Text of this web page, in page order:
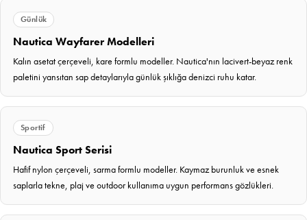
Günlük
Nautica Wayfarer Modelleri
Kalın asetat çerçeveli, kare formlu modeller. Nautica'nın lacivert-beyaz renk
paletini yansıtan sap detaylarıyla günlük şıklığa denizci ruhu katar.
Sportif
Nautica Sport Serisi
Hafif nylon çerçeveli, sarma formlu modeller. Kaymaz burunluk ve esnek
saplarla tekne, plaj ve outdoor kullanıma uygun performans gözlükleri.